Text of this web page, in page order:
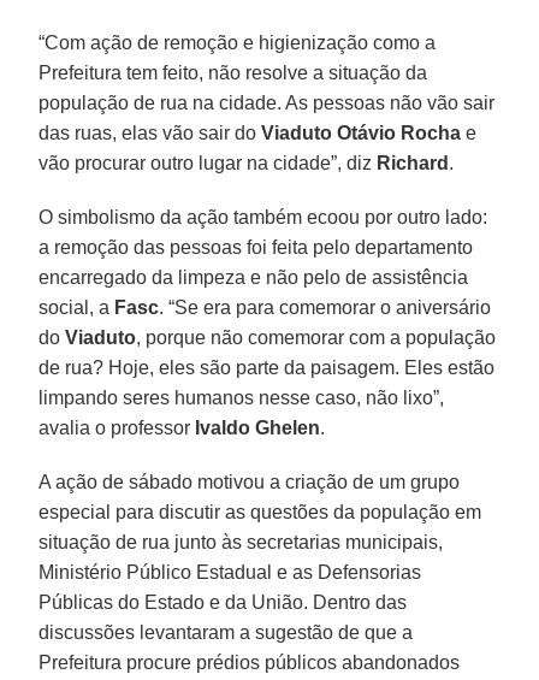
“Com ação de remoção e higienização como a
Prefeitura tem feito, não resolve a situação da
população de rua na cidade. As pessoas não vão sair
das ruas, elas vão sair doViaduto Otávio Rocha e
vão procurar outro lugar na cidade”, diz Richard .
O simbolismo da ação também ecoou por outro lado:
a remoção das pessoas foi feita pelo departamento
encarregado da limpeza e não pelo de assistência
social, a Fasc. “Se era para comemorar o aniversário
doViaduto, porque não comemorar com a população
de rua? Hoje, eles são parte da paisagem. Eles estão
limpando seres humanos nesse caso, não lixo”,
avalia o professor Ivaldo Ghelen.
A ação de sábado motivou a criação de um grupo
especial para discutir as questões da população em
situação de rua junto às secretarias municipais,
Ministério Público Estadual e as Defensorias
Públicas do Estado e da União. Dentro das
discussões levantaram a sugestão de que a
Prefeitura procure prédios públicos abandonados